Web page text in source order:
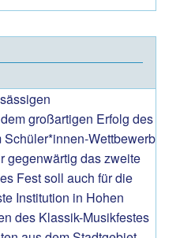
großartigen Erfolg des
Wettbewerb
gegenwärtig das zweite
Fest soll auch für die
Institution in Hohen
des Klassik-Musikfestes